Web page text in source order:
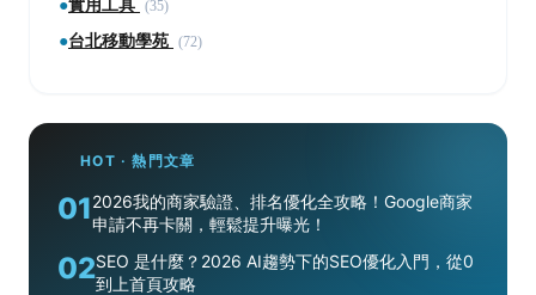
●實用工具 (35)
●台北移動學苑 (72)
HOT · 熱門文章
012026我的商家驗證、排名優化全攻略！Google商家
申請不再卡關，輕鬆提升曝光！
02SEO 是什麼？2026 AI趨勢下的SEO優化入門，從0
到上首頁攻略